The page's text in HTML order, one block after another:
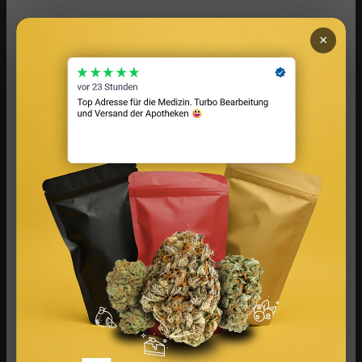
Infused Kitchen: Cannabis Rezepte für Backen,
Kochen, Grillen & Drinks
Social Media Werbeanzeigen: Mehr Verkäufe durch
gezieltes Online Marketing
×